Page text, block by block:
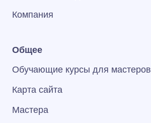
Компания
Общее
Обучающие курсы для мастеров
Карта сайта
Мастера